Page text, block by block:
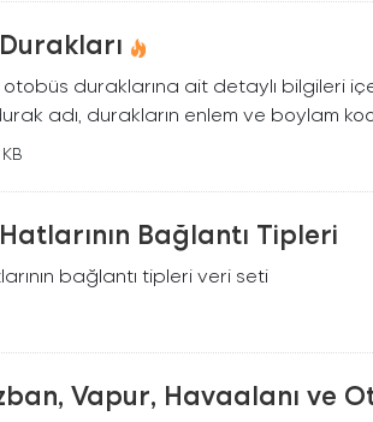
otobüs duraklarına ait detaylı bilgileri
adı, durakların enlem ve boylam
Bağlantı Tipleri
bağlantı tipleri veri seti
Vapur, Havaalanı ve